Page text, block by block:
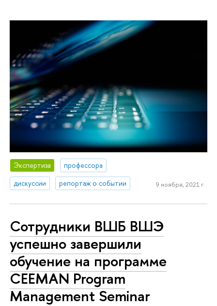
Экспертиза
профессора
дискуссии
репортаж о событии 9 ноября, 2021 г.
Сотрудники ВШБ ВШЭ
успешно завершили
обучение на программе
CEEMAN Program
Management Seminar